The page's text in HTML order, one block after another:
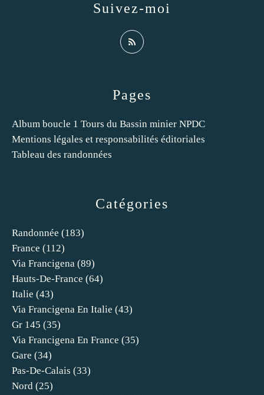
Catégories
Randonnée (183)
France (112)
Via Francigena (89)
Hauts-De-France (64)
Italie (43)
Via Francigena En Italie (43)
Gr 145 (35)
Via Francigena En France (35)
Gare (34)
Pas-De-Calais (33)
Nord (25)
Pages
Album boucle 1 Tours du Bassin minier NPDC
Mentions légales et responsabilités éditoriales
Tableau des randonnées
Suivez-moi